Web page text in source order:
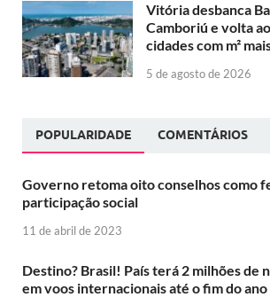
Vitória desbanca
Camboriú e volta
cidades com m²
5 de agosto de 2026
POPULARIDADE COMENTÁRIOS
Governo retoma oito conselhos como
participação social
11 de abril de 2023
Destino? Brasil! País terá 2 milhões de
em voos internacionais até o fim do ano